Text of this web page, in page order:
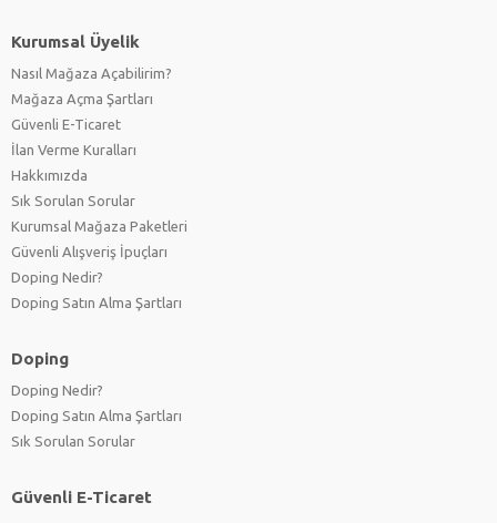
Kurumsal Üyelik
Nasıl Mağaza Açabilirim?
Mağaza Açma Şartları
Güvenli E-Ticaret
İlan Verme Kuralları
Hakkımızda
Sık Sorulan Sorular
Kurumsal Mağaza Paketleri
Güvenli Alışveriş İpuçları
Doping Nedir?
Doping Satın Alma Şartları
Doping
Doping Nedir?
Doping Satın Alma Şartları
Sık Sorulan Sorular
Güvenli E-Ticaret